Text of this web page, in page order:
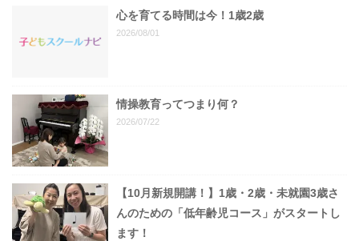
心を育てる時間は今！1歳2歳
2026/08/01
情操教育ってつまり何？
2026/07/22
【10月新規開講！】1歳・2歳・未就園3歳さ
んのための「低年齢児コース」がスタートし
ます！